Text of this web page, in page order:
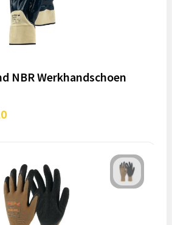
NBR Werkhandschoen